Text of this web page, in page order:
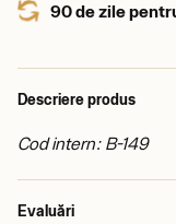
90 de zile
Descriere produs
Cod intern: B-149
Evaluări